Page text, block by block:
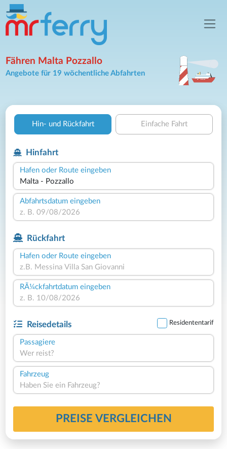
Fähren Malta Pozzallo
Angebote für 19 wöchentliche Abfahrten
Hin- und Rückfahrt Einfache Fahrt
Hinfahrt
Hafen oder Route eingeben
Abfahrtsdatum eingeben
Rückfahrt
Hafen oder Route eingeben
RÃ¼ckfahrtdatum eingeben
Reisedetails Residententarif
Passagiere
Wer reist?
Fahrzeug
Haben Sie ein Fahrzeug?
PREISE VERGLEICHEN